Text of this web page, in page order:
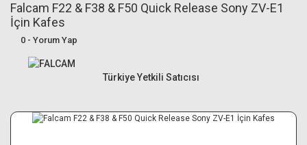
Canon R6 Mark IIIBundle Setler
Alışverişe
Falcam F22 & F38 & F50 Quick Release Sony ZV-E1
İçin Kafes
0 - Yorum Yap
Türkiye Yetkili Satıcısı